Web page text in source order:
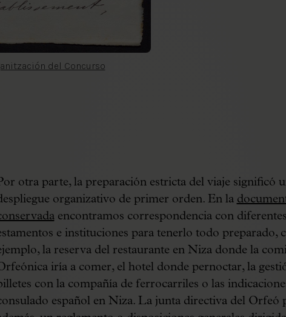
del Concurso
otra parte, la preparación estricta del viaje significó
organizativo de primer orden. En la
encontramos correspondencia con diferentes
e instituciones para tenerlo todo preparado,
la reserva del restaurante en Niza donde la
iría a comer, el hotel donde pernoctar, la
con la compañía de ferrocarriles o las
español en Niza. La junta directiva del Orfeó